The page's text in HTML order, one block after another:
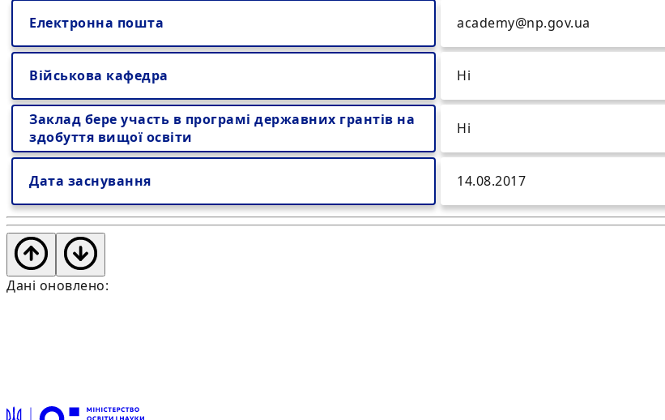
Електронна пошта academy@np.gov.ua
Військова кафедра Ні
Заклад бере участь в програмі державних грантів на
здобуття вищої освіти
Ні
Дата заснування 14.08.2017
Дані оновлено: